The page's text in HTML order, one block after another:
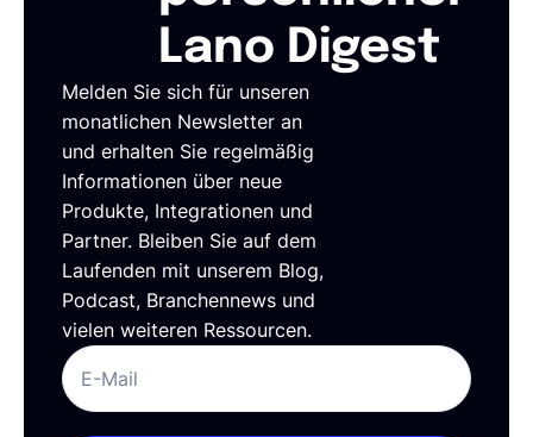
Lano Digest
Melden Sie sich für unseren
monatlichen Newsletter an
und erhalten Sie regelmäßig
Informationen über neue
Produkte, Integrationen und
Partner. Bleiben Sie auf dem
Laufenden mit unserem Blog,
Podcast, Branchennews und
vielen weiteren Ressourcen.